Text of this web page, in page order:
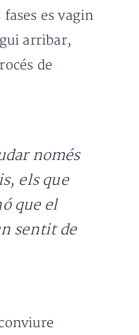
es vagin
arribar,
de
només
els que
que el
sentit de